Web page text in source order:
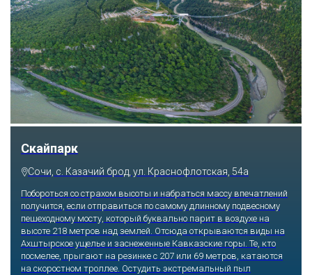
Скайпарк
Сочи, с. Казачий брод, ул. Краснофлотская, 54а
Побороться со страхом высоты и набраться массу впечатлений
получится, если отправиться по самому длинному подвесному
пешеходному мосту, который буквально парит в воздухе на
высоте 218 метров над землей. Отсюда открываются виды на
Ахштырское ущелье и заснеженные Кавказские горы. Те, кто
посмелее, прыгают на резинке с 207 или 69 метров, катаются
на скоростном троллее. Остудить экстремальный пыл